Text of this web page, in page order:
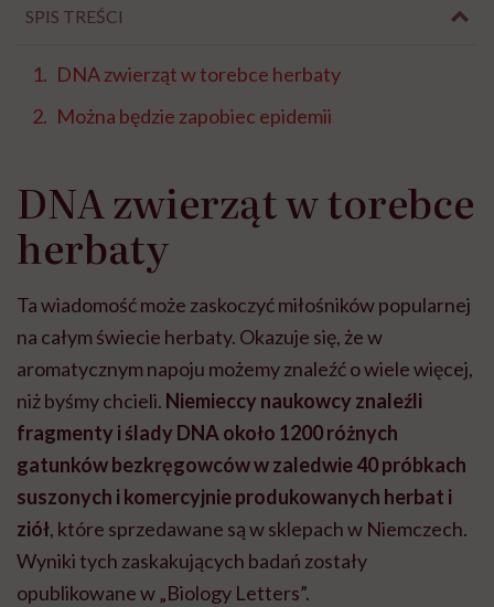
SPIS TREŚCI
DNA zwierząt w torebce herbaty
Można będzie zapobiec epidemii
DNA zwierząt w torebce
herbaty
Ta wiadomość może zaskoczyć miłośników popularnej
na całym świecie herbaty. Okazuje się, że w
aromatycznym napoju możemy znaleźć o wiele więcej,
niż byśmy chcieli. Niemieccy naukowcy znaleźli
fragmenty i ślady DNA około 1200 różnych
gatunków bezkręgowców w zaledwie 40 próbkach
suszonych i komercyjnie produkowanych herbat i
ziół, które sprzedawane są w sklepach w Niemczech.
Wyniki tych zaskakujących badań zostały
opublikowane w „Biology Letters”.